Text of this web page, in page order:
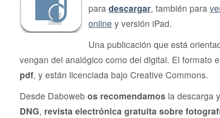
para descargar, también para
online y versión iPad.
Una publicación que está
vengan del analógico como del digital. El formato
pdf, y están licenciada bajo Creative Commons.
Desde Daboweb os recomendamos la descarga
DNG, revista electrónica gratuita sobre